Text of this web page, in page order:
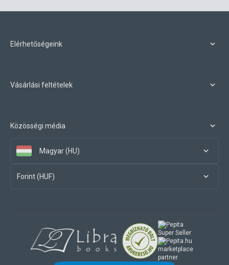
Elérhetőségeink
Vásárlási feltételek
Közösségi média
Magyar (HU)
Forint (HUF)
marketplace
partner